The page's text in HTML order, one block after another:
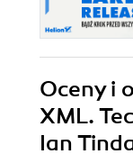
Oceny i
XML.
Ian